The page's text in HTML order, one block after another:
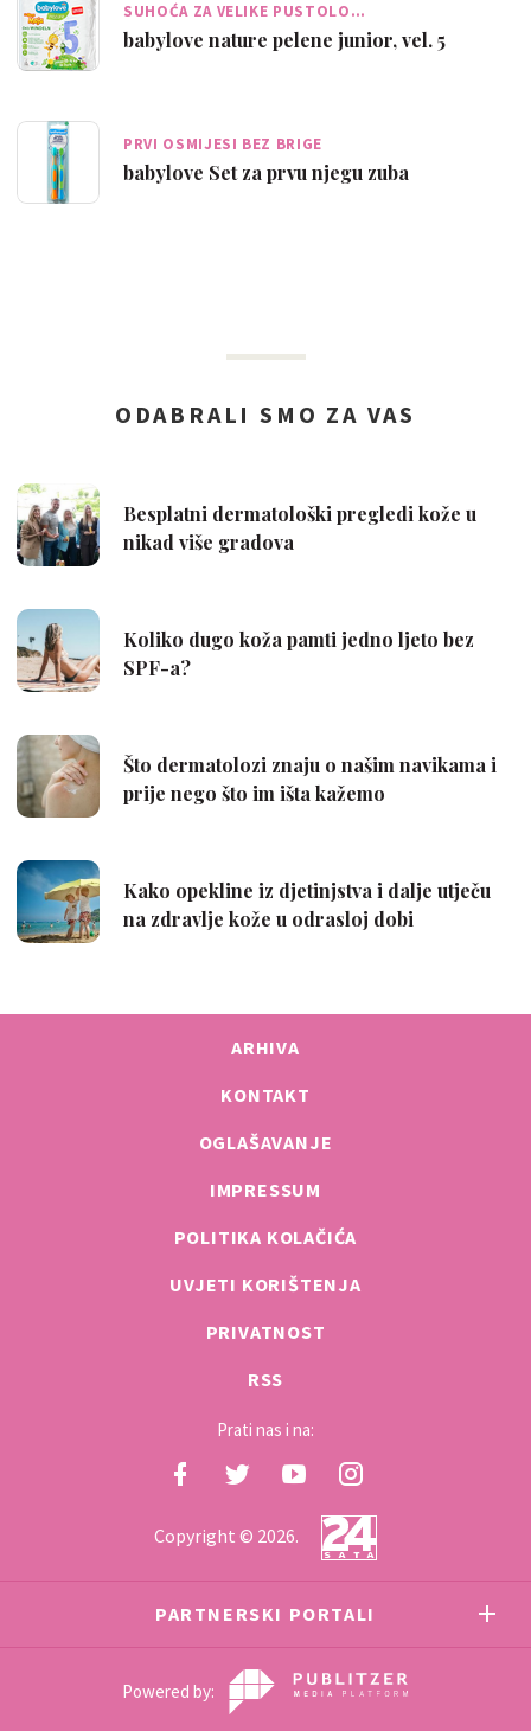
SUHOĆA ZA VELIKE PUSTOLO…
babylove nature pelene junior, vel. 5
PRVI OSMIJESI BEZ BRIGE
babylove Set za prvu njegu zuba
ARHIVA
KONTAKT
OGLAŠAVANJE
IMPRESSUM
POLITIKA KOLAČIĆA
UVJETI KORIŠTENJA
PRIVATNOST
RSS
Prati nas i na:
Copyright © 2026.
PARTNERSKI PORTALI
Powered by: